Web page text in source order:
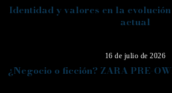
Identidad y valores en la
actual
16 de julio de 2026
¿Negocio o ficción? ZARA PRE-